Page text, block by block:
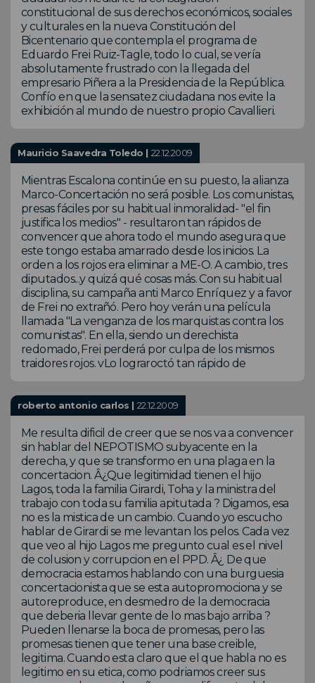
constitucional de sus derechos económicos, sociales
y culturales en la nueva Constitución del
Bicentenario que contempla el programa de
Eduardo Frei Ruiz-Tagle, todo lo cual, se vería
absolutamente frustrado con la llegada del
empresario Piñera a la Presidencia de la República.
Confío en que la sensatez ciudadana nos evite la
exhibición al mundo de nuestro propio Cavallieri.
Mauricio Saavedra Toledo | 22.12.2009
Mientras Escalona continúe en su puesto, la alianza
Marco-Concertación no será posible. Los comunistas,
presas fáciles por su habitual inmoralidad- "el fin
justifica los medios" - resultaron tan rápidos de
convencer que ahora todo el mundo asegura que
este tongo estaba amarrado desde los inicios. La
orden a los rojos era eliminar a ME-O. A cambio, tres
diputados...y quizá qué cosas más. Con su habitual
disciplina, su campaña anti Marco Enríquez y a favor
de Frei no extrañó. Pero hoy verán una película
llamada "La venganza de los marquistas contra los
comunistas". En ella, siendo un derechista
redomado, Frei perderá por culpa de los mismos
traidores rojos. vLo lograroctó tan rápido de
roberto antonio carlos | 22.12.2009
Me resulta dificil de creer que se nos va a convencer
sin hablar del NEPOTISMO subyacente en la
derecha, y que se transformo en una plaga en la
concertacion. Â¿Que legitimidad tienen el hijo
Lagos, toda la familia Girardi, Toha y la ministra del
trabajo con toda su familia apitutada ? Digamos, esa
no es la mistica de un cambio. Cuando yo escucho
hablar de Girardi se me levantan los pelos. Cada vez
que veo al hijo Lagos me pregunto cual es el nivel
de colusion y corrupcion en el PPD. Â¿ De que
democracia estamos hablando con una burguesia
concertacionista que se esta autopromociona y se
autoreproduce, en desmedro de la democracia
que deberia llevar gente de lo mas bajo arriba ?
Pueden llenarse la boca de promesas, pero las
promesas tienen que tener una base creible,
legitima. Cuando esta claro que el que habla no es
legitimo en su etica, como podriamos creer sus